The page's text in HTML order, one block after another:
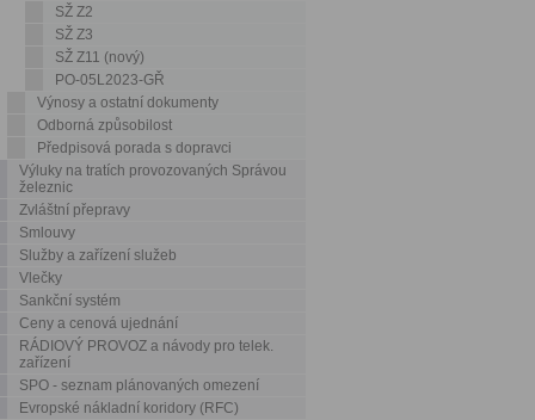
SŽ Z2
SŽ Z3
SŽ Z11 (nový)
PO-05L2023-GŘ
Výnosy a ostatní dokumenty
Odborná způsobilost
Předpisová porada s dopravci
Výluky na tratích provozovaných Správou
železnic
Zvláštní přepravy
Smlouvy
Služby a zařízení služeb
Vlečky
Sankční systém
Ceny a cenová ujednání
RÁDIOVÝ PROVOZ a návody pro telek.
zařízení
SPO - seznam plánovaných omezení
Evropské nákladní koridory (RFC)